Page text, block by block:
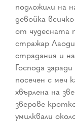
подложили на
девойка
от чудесната
стражар
страдания и
Господа
посечен с меч
хвърлена на
зверове
умилквали